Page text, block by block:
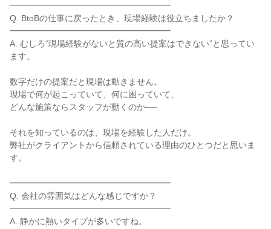
━━━━━━━━━━━━━━━━━━━
Q. BtoBの仕事に戻ったとき、現場経験は役立ちましたか？
━━━━━━━━━━━━━━━━━━━
A. むしろ“現場経験がないと質の高い提案はできない”と思ってい
ます。
数字だけの提案だと現場は動きません。
現場で何が起こっていて、何に困っていて、
どんな施策ならスタッフが動くのか──
それを知っているのは、現場を経験した人だけ。
弊社がクライアントから信頼されている理由のひとつだと思いま
す。
━━━━━━━━━━━━━━━━━━━
Q. 会社の雰囲気はどんな感じですか？
━━━━━━━━━━━━━━━━━━━
A. 静かに熱いタイプが多いですね。